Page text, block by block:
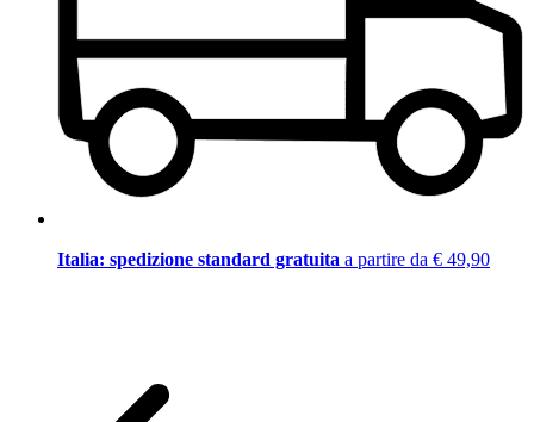
Italia: spedizione standard gratuita a partire da € 49,90